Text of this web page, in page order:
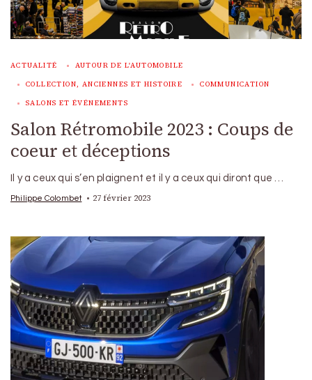
ACTUALITÉ AUTOUR DE L'AUTOMOBILE
COLLECTION, ANCIENNES ET HISTOIRE COMMUNICATION
SALONS ET ÉVÉNEMENTS
Salon Rétromobile 2023 : Coups de
coeur et déceptions
Il y a ceux qui s’en plaignent et il y a ceux qui diront que …
Philippe Colombet 27 février 2023